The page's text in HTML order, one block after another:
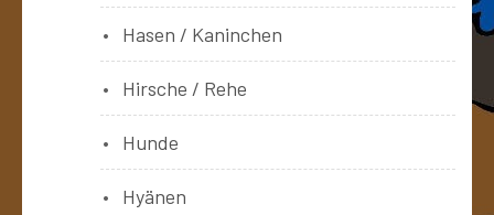
Hasen / Kaninchen
Hirsche / Rehe
Hunde
Hyänen